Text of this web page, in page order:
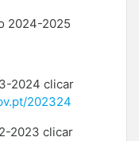
2024-2025
2024 clicar
202324
2023 clicar